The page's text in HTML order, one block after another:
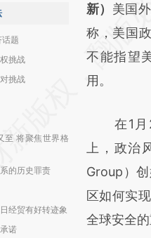
题
挑战
挑战
至 将聚焦世界格
的历史罪责
经贸有好转迹象
诺
AI
[https://
(https://
而成，可
比对和校
新） 美国
称，美国
不能指望
用。
在1月
上，政治
Group）
区如何实
全球安全的